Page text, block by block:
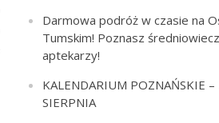
Darmowa podróż w czasie na
Tumskim! Poznasz
aptekarzy!
KALENDARIUM POZNAŃSKIE –
SIERPNIA